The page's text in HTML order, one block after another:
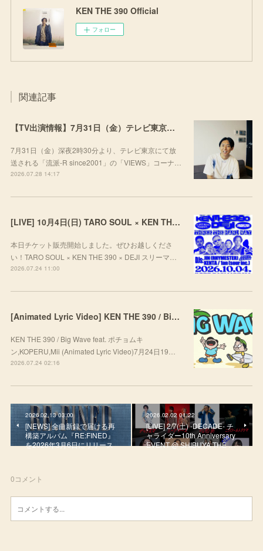
KEN THE 390 Official
フォロー
関連記事
【TV出演情報】7月31日（金）テレビ東京「流派-R since2001」
7月31日（金）深夜2時30分より、テレビ東京にて放
送される「流派-R since2001」の「VIEWS」コーナ…
2026.07.28 14:17
[LIVE] 10月4日(日) TARO SOUL × KEN THE 390 × DEJI スリーマンLIVE "THREE THE HARD WAY” @ ORD. 代官山
本日チケット販売開始しました。ぜひお越しくださ
い！TARO SOUL × KEN THE 390 × DEJI スリーマ…
2026.07.24 11:00
[Animated Lyric Video] KEN THE 390 / Big Wave feat. ポチョムキン,KOPERU,Mii
KEN THE 390 / Big Wave feat. ポチョムキ
ン,KOPERU,Mii (Animated Lyric Video)7月24日19…
2026.07.24 02:16
2026.02.13 03:00
[NEWS] 全曲新録で届ける再
構築アルバム『RE:FINED』
を2026年3月6日にリリース
2026.02.02 01:22
[LIVE] 2/7(土) -DECADE- チ
ャライダー10th Anniversary
EVENT @ SHIBUYA THE …
0コメント